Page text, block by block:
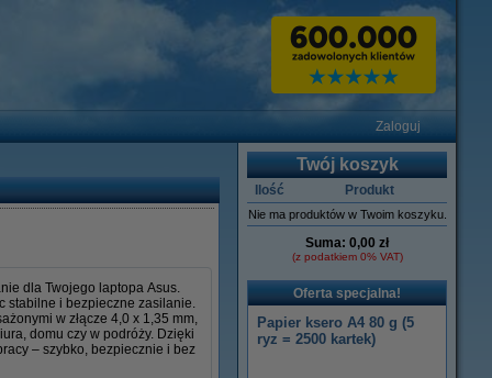
Zaloguj
dla Twojego laptopa Asus.
stabilne i bezpieczne zasilanie.
w złącze 4,0 x 1,35 mm,
domu czy w podróży. Dzięki
– szybko, bezpiecznie i bez
Twój koszyk
Ilość Produkt
Nie ma produktów w Twoim koszyku.
Suma: 0,00 zł
(z podatkiem 0% VAT)
Oferta specjalna!
Papier ksero A4 80 g (5
ryz = 2500 kartek)